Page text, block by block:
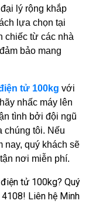
lý rộng khắp
lựa chọn tại
chiếc từ các nhà
bảo mang
tử 100kg với
nhấc máy lên
tình bởi đội ngũ
chúng tôi. Nếu
nay, quý khách sẽ
nơi miễn phí.
tử 100kg? Quý
Liên hệ Minh